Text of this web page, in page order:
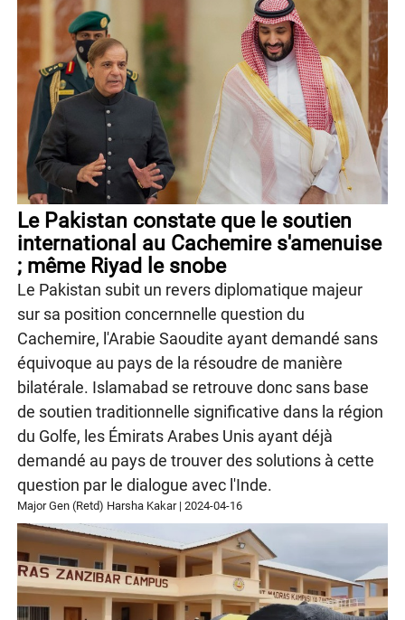
Le Pakistan constate que le soutien
international au Cachemire s'amenuise
; même Riyad le snobe
Le Pakistan subit un revers diplomatique majeur
sur sa position concernnelle question du
Cachemire, l'Arabie Saoudite ayant demandé sans
équivoque au pays de la résoudre de manière
bilatérale. Islamabad se retrouve donc sans base
de soutien traditionnelle significative dans la région
du Golfe, les Émirats Arabes Unis ayant déjà
demandé au pays de trouver des solutions à cette
question par le dialogue avec l'Inde.
Major Gen (Retd) Harsha Kakar|2024-04-16